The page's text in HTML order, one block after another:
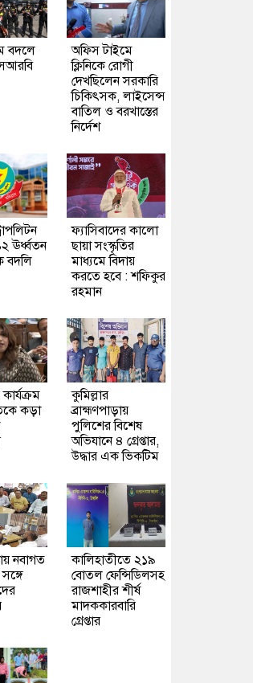
বদলে
অফিস টাইমে
ক্লিনিকে রোগী
দেখছিলেন সরকারি
চিকিৎসক, লাইসেন্স
বাতিল ও বরখাস্তের
নির্দেশ
ঊর্ধ্বতন
বদলি
ফ্যাসিবাদের কালো
ছায়া সংস্কৃতির
মাধ্যমে বিদায়
করতে হবে : শফিকুর
রহমান
কড়া
কুমিল্লার
ব্রাহ্মণপাড়ায়
পুলিশের বিশেষ
অভিযানে ৪ গ্রেপ্তার,
উদ্ধার এক ভিকটিম
নবাগত
কালিহাতীতে ২১৯
বোতল ফেন্সিডিলসহ
রাজশাহীর শীর্ষ
মাদককারবারি
গ্রেপ্তার